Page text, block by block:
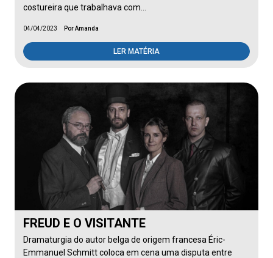
costureira que trabalhava com…
04/04/2023 Por Amanda
LER MATÉRIA
FREUD E O VISITANTE
Dramaturgia do autor belga de origem francesa Éric-
Emmanuel Schmitt coloca em cena uma disputa entre